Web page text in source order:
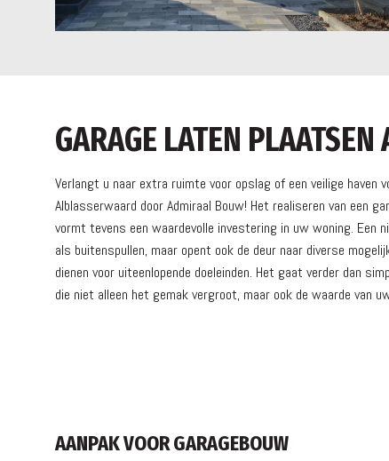
GARAGE LATEN
Verlangt u naar extra ruimte voor opslag of een veilige haven
Alblasserwaard door Admiraal Bouw! Het realiseren van een
vormt tevens een waardevolle investering in uw woning. Een
als buitenspullen, maar opent ook de deur naar diverse
dienen voor uiteenlopende doeleinden. Het gaat verder dan
die niet alleen het gemak vergroot, maar ook de waarde van
AANPAK VOOR GARAGEBOUW